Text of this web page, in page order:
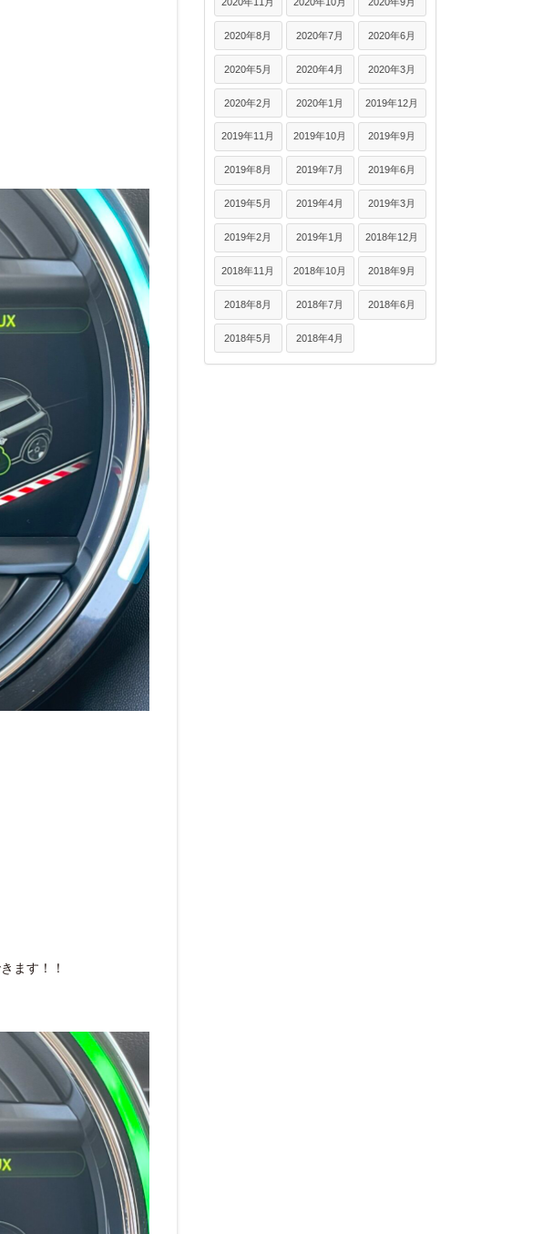
ます！！
2020年8月 2020年7月 2020年6月
2020年5月 2020年4月 2020年3月
2020年2月 2020年1月 2019年12月
2019年11月 2019年10月 2019年9月
2019年8月 2019年7月 2019年6月
2019年5月 2019年4月 2019年3月
2019年2月 2019年1月 2018年12月
2018年11月 2018年10月 2018年9月
2018年8月 2018年7月 2018年6月
2018年5月 2018年4月